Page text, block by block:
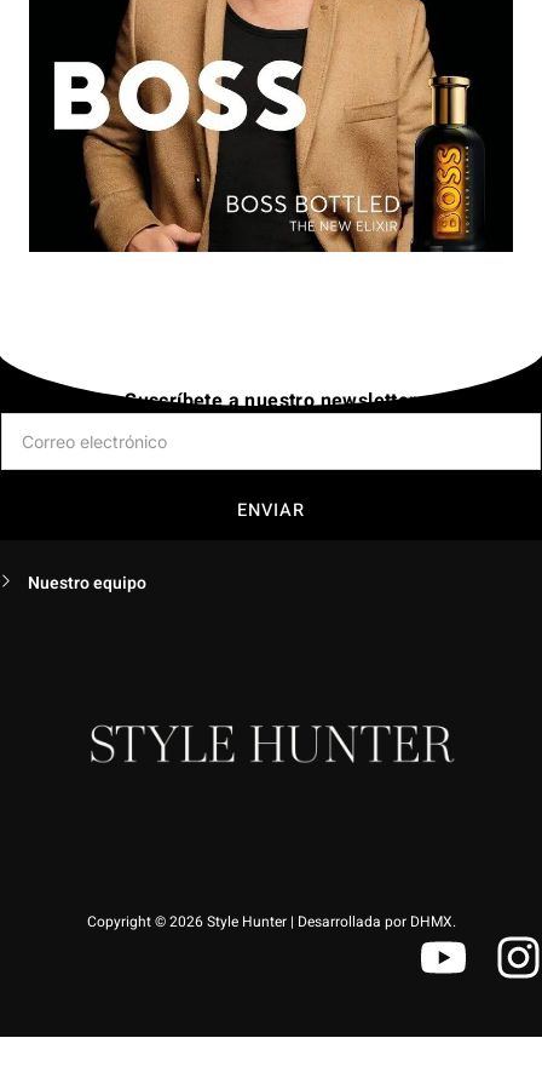
Suscríbete a nuestro newsletter
ENVIAR
Nuestro equipo
Copyright © 2026 Style Hunter | Desarrollada por DHMX.Y
u
I
s